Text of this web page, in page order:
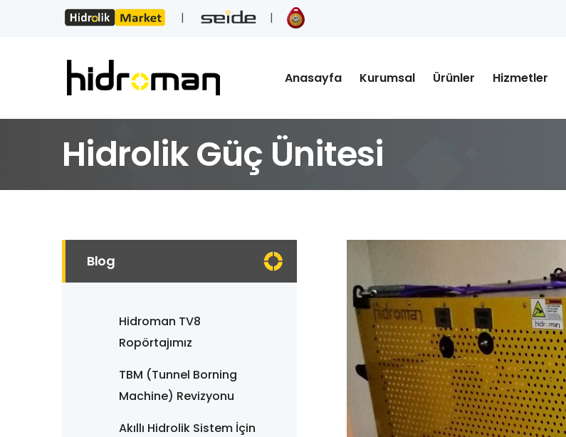
Anasayfa Kurumsal Ürünler Hizmetler
Hidrolik Güç Ünitesi
Blog
Hidroman TV8
Ropörtajımız
TBM (Tunnel Borning
Machine) Revizyonu
Akıllı Hidrolik Sistem İçin